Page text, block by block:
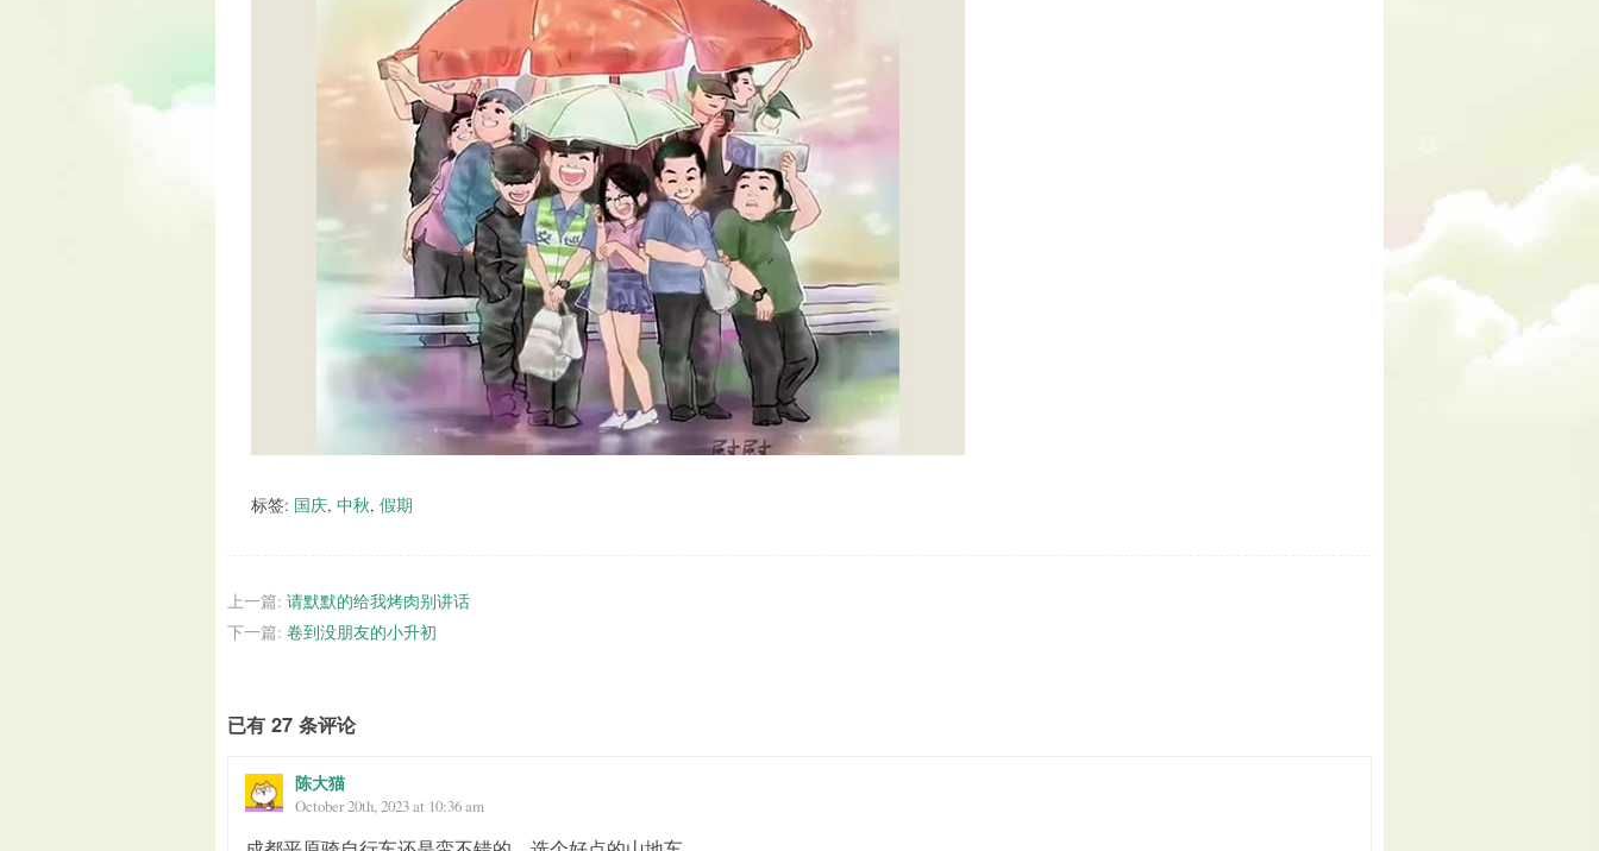
标签: 国庆, 中秋, 假期
上一篇: 请默默的给我烤肉别讲话
下一篇: 卷到没朋友的小升初
已有 27 条评论
陈大猫
October 20th, 2023 at 10:36 am